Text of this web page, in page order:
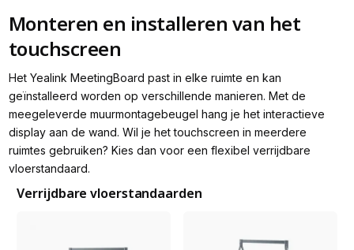
Monteren en installeren van het
touchscreen
Het Yealink MeetingBoard past in elke ruimte en kan
geïnstalleerd worden op verschillende manieren. Met de
meegeleverde muurmontagebeugel hang je het interactieve
display aan de wand. Wil je het touchscreen in meerdere
ruimtes gebruiken? Kies dan voor een flexibel verrijdbare
vloerstandaard.
Verrijdbare vloerstandaarden